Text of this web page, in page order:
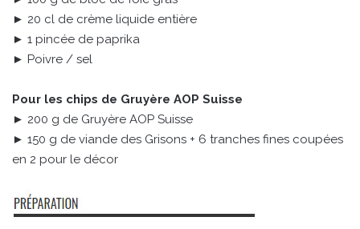
► 20 cl de crème liquide entière
► 1 pincée de paprika
► Poivre / sel
Pour les chips de Gruyère AOP Suisse
► 200 g de Gruyère AOP Suisse
► 150 g de viande des Grisons + 6 tranches fines coupées
en 2 pour le décor